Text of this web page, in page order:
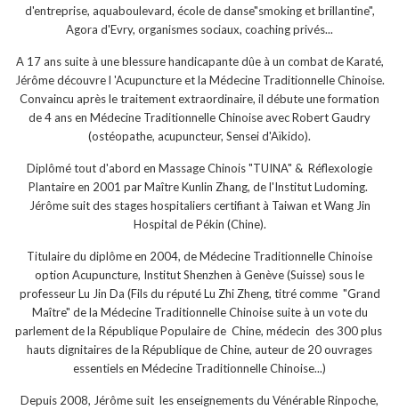
d'entreprise, aquaboulevard, école de danse"smoking et brillantine",
Agora d'Evry, organismes sociaux, coaching privés...
A 17 ans suite à une blessure handicapante dûe à un combat de Karaté,
Jérôme découvre l 'Acupuncture et la Médecine Traditionnelle Chinoise.
Convaincu après le traitement extraordinaire, il débute une formation
de 4 ans en Médecine Traditionnelle Chinoise avec Robert Gaudry
(ostéopathe, acupuncteur, Sensei d'Aïkido).
Diplômé tout d'abord en Massage Chinois "TUINA" & Réflexologie
Plantaire en 2001 par Maître Kunlin Zhang, de l'Institut Ludoming.
Jérôme suit des stages hospitaliers certifiant à Taiwan et Wang Jin
Hospital de Pékin (Chine).
Titulaire du diplôme en 2004, de Médecine Traditionnelle Chinoise
option Acupuncture, Institut Shenzhen à Genève (Suisse) sous le
professeur Lu Jin Da (Fils du réputé Lu Zhi Zheng, titré comme "Grand
Maître" de la Médecine Traditionnelle Chinoise suite à un vote du
parlement de la République Populaire de Chine, médecin des 300 plus
hauts dignitaires de la République de Chine, auteur de 20 ouvrages
essentiels en Médecine Traditionnelle Chinoise...)
Depuis 2008, Jérôme suit les enseignements du Vénérable Rinpoche,